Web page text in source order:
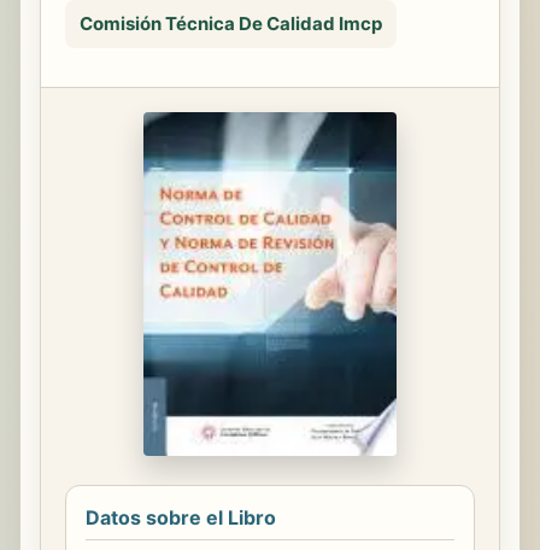
Comisión Técnica De Calidad Imcp
Datos sobre el Libro